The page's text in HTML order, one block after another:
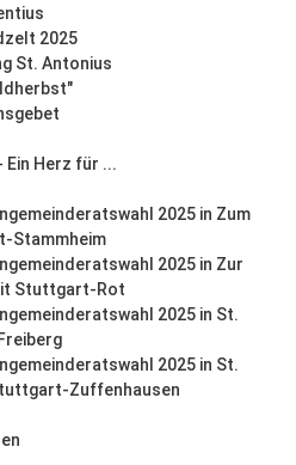
2025
St. Antonius
Ein Herz für ...
2025 in Zum
Stammheim
2025 in Zur
Stuttgart-Rot
2025 in St.
2025 in St.
Zuffenhausen